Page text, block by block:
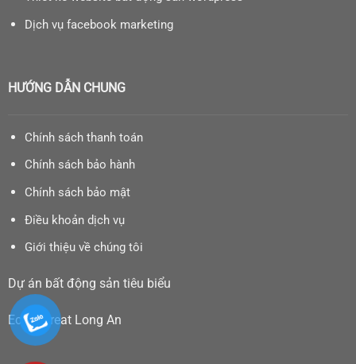
Dịch vụ facebook marketing
HƯỚNG DẪN CHUNG
Chính sách thanh toán
Chính sách bảo hành
Chính sách bảo mật
Điều khoản dịch vụ
Giới thiệu về chúng tôi
Dự án bất động sản tiêu biểu
Eco Retreat Long An